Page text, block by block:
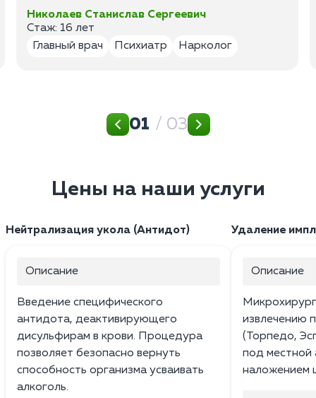
Николаев Станислав Сергеевич
Стаж: 16 лет
Главный врач
Психиатр Нарколог
01 / 03
Цены на наши услуги
Нейтрализация укола (Антидот)
Описание
Введение специфического
антидота, деактивирующего
дисульфирам в крови. Процедура
позволяет безопасно вернуть
способность организма усваивать
алкоголь.
Удаление
Описание
извлечению
(Торпедо,
под местной
наложением